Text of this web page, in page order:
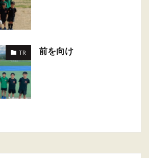
TR 前を向け